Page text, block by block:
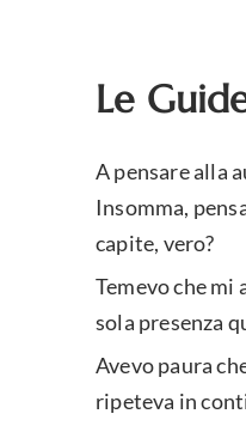
Le
A pensare alla
Insomma,
capite, vero?
Temevo che
sola presenza
Avevo paura
ripeteva in